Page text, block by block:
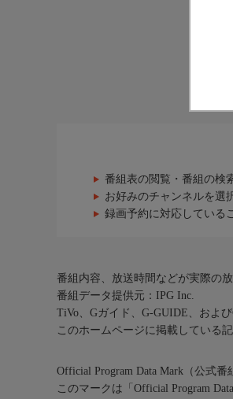
番組表の閲覧・番組の検
お好みのチャンネルを選
録画予約に対応している
番組内容、放送時間などが実際の
番組データ提供元：IPG Inc.
TiVo、Gガイド、G-GUIDE、およ
このホームページに掲載している
Official Program Data Mark（公式番
このマークは「Official Program